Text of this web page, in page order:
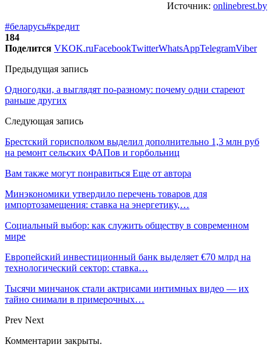
Источник: onlinebrest.by
#беларусь#кредит
184
Поделится VKOK.ruFacebookTwitterWhatsAppTelegramViber
Предыдущая запись
Одногодки, а выглядят по-разному: почему одни стареют
раньше других
Следующая запись
Брестский горисполком выделил дополнительно 1,3 млн руб
на ремонт сельских ФАПов и горбольниц
Вам также могут понравиться Еще от автора
Минэкономики утвердило перечень товаров для
импортозамещения: ставка на энергетику,…
Социальный выбор: как служить обществу в современном
мире
Европейский инвестиционный банк выделяет €70 млрд на
технологический сектор: ставка…
Тысячи минчанок стали актрисами интимных видео — их
тайно снимали в примерочных…
Prev Next
Комментарии закрыты.